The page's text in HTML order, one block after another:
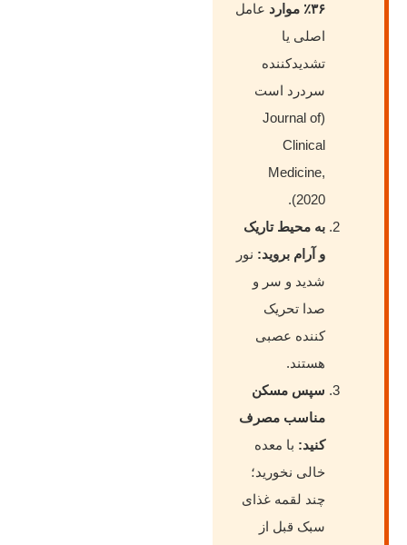
۳۶٪ موارد
عامل
اصلی یا
تشدیدکننده
سردرد است
(Journal of
Clinical
Medicine,
2020).
به محیط تاریک
و آرام بروید: نور
شدید و سر و
صدا تحریک‌
کننده عصبی
هستند.
سپس مسکن
مناسب مصرف
کنید: با معده
خالی نخورید؛
چند لقمه غذای
سبک قبل از